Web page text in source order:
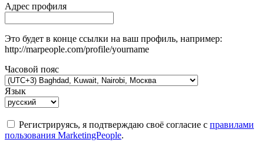
Адрес профиля
Это будет в конце ссылки на ваш профиль, например:
http://marpeople.com/profile/yourname
Часовой пояс
Язык
Регистрируясь, я подтверждаю своё согласие с правилами
пользования MarketingPeople.